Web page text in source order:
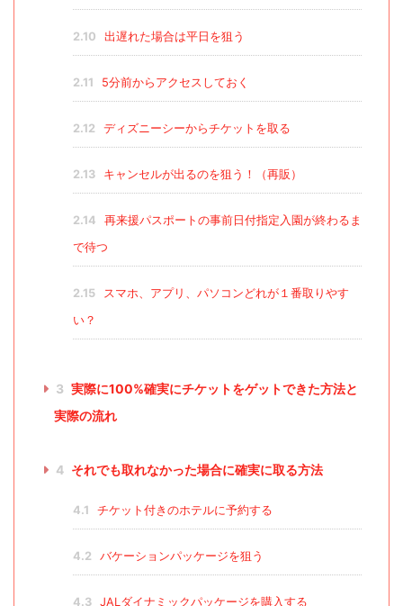
2.10 出遅れた場合は平日を狙う
2.11 5分前からアクセスしておく
2.12 ディズニーシーからチケットを取る
2.13 キャンセルが出るのを狙う！（再販）
2.14
再来援パスポートの事前日付指定入園が終わるま
で待つ
2.15
スマホ、アプリ、パソコンどれが１番取りやす
い？
3 実際に100%確実にチケットをゲットできた方法と
実際の流れ
4 それでも取れなかった場合に確実に取る方法
4.1 チケット付きのホテルに予約する
4.2 バケーションパッケージを狙う
4.3 JALダイナミックパッケージを購入する